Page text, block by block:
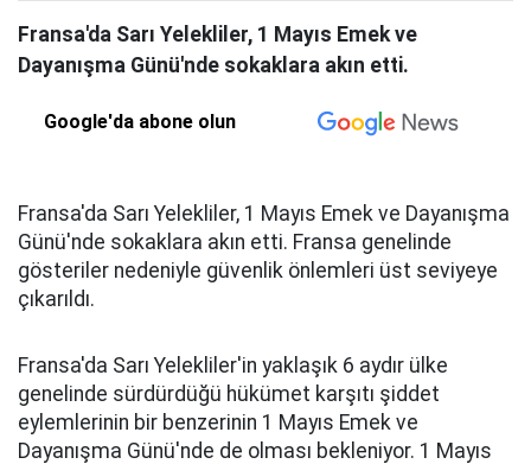
Fransa'da Sarı Yelekliler, 1 Mayıs Emek ve
Dayanışma Günü'nde sokaklara akın etti.
Google'da abone olun
Fransa'da Sarı Yelekliler, 1 Mayıs Emek ve Dayanışma
Günü'nde sokaklara akın etti. Fransa genelinde
gösteriler nedeniyle güvenlik önlemleri üst seviyeye
çıkarıldı.
Fransa'da Sarı Yelekliler'in yaklaşık 6 aydır ülke
genelinde sürdürdüğü hükümet karşıtı şiddet
eylemlerinin bir benzerinin 1 Mayıs Emek ve
Dayanışma Günü'nde de olması bekleniyor. 1 Mayıs